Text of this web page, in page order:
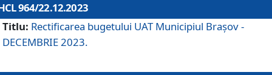
964/22.12.2023
Titlu: Rectificarea bugetului UAT Municipiul Braşov -
DECEMBRIE 2023.